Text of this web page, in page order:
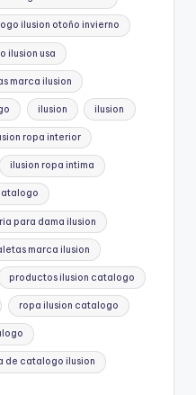
ilusion otoño invierno
ilusion usa
marca ilusion
ilusion ilusion
ropa interior
ilusion ropa intima
para dama ilusion
marca ilusion
productos ilusion catalogo
ropa ilusion catalogo
de catalogo ilusion